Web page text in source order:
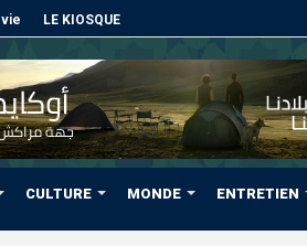
LE KIOSQUE
CULTURE MONDE ENTRETIEN